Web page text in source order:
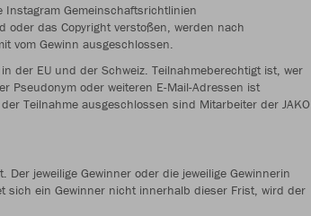
Instagram Gemeinschaftsrichtlinien
oder das Copyright verstoßen, werden nach
vom Gewinn ausgeschlossen.
der EU und der Schweiz. Teilnahmeberechtigt ist, wer
Pseudonym oder weiteren E-Mail-Adressen ist
Teilnahme ausgeschlossen sind Mitarbeiter der JAKO
jeweilige Gewinner oder die jeweilige Gewinnerin
sich ein Gewinner nicht innerhalb dieser Frist, wird der